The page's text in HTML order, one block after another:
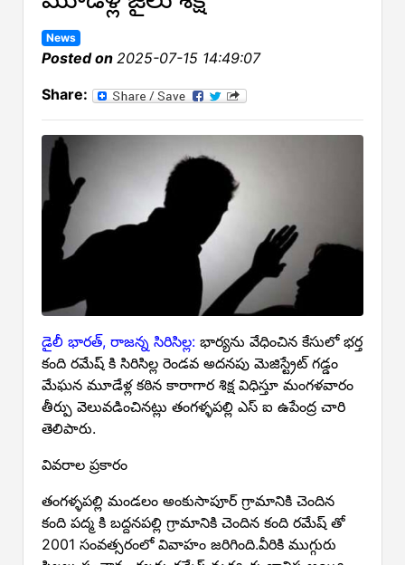
News
Posted on 2025-07-15 14:49:07
Share:
డైలీ భారత్, రాజన్న సిరిసిల్ల: భార్యను వేధించిన కేసులో భర్త
కంది రమేష్ కి సిరిసిల్ల రెండవ అదనపు మెజిస్ట్రేట్ గడ్డం
మేఘన మూడేళ్ల కఠిన కారాగార శిక్ష విధిస్తూ మంగళవారం
తీర్పు వెలువడించినట్లు తంగళ్ళపల్లి ఎస్ ఐ ఉపేంద్ర చారి
తెలిపారు.
వివరాల ప్రకారం
తంగళ్ళపల్లి మండలం అంకుసాపూర్ గ్రామానికి చెందిన
కంది పద్మ కి బద్దనపల్లి గ్రామానికి చెందిన కంది రమేష్ తో
2001 సంవత్సరంలో వివాహం జరిగింది.వీరికి ముగ్గురు